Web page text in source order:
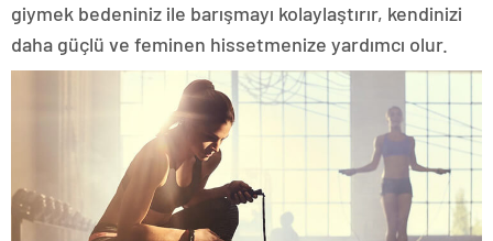
giymek bedeniniz ile barışmayı kolaylaştırır, kendinizi
daha güçlü ve feminen hissetmenize yardımcı olur.